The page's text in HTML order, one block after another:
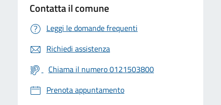
Contatta il comune
Leggi le domande frequenti
Richiedi assistenza
Chiama il numero 0121503800
Prenota appuntamento